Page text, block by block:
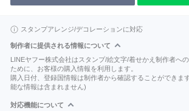
スタンプアレンジ/デコレーションに対応
制作者に提供される情報について
LINEヤフー株式会社はスタンプ/絵文字/着せかえ制作者へ
ために、お客様の購入情報を利用します。
購入日付、登録国情報は制作者から確認することができま
能な情報は含まれません)
対応機能について